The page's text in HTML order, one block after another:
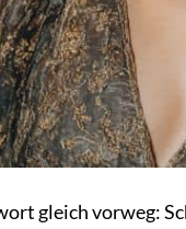
gleich vorweg: